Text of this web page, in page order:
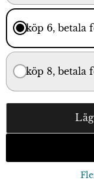
köp 6, betala
köp 8, betala